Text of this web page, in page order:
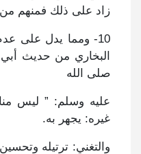
زاد على ذلك فمنهم
10- ومما يدل على
البخاري من حديث
صلى الله
عليه وسلم: ” ليس
غيره: يجهر به.
والتغني: ترتيله